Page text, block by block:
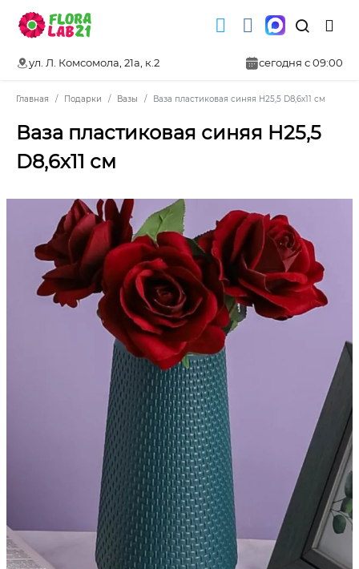
ул. Л. Комсомола, 21а, к.2 сегодня с 09:00
Главная Подарки Вазы Ваза пластиковая синяя H25,5 D8,6х11 см
Ваза пластиковая синяя H25,5
D8,6х11 см